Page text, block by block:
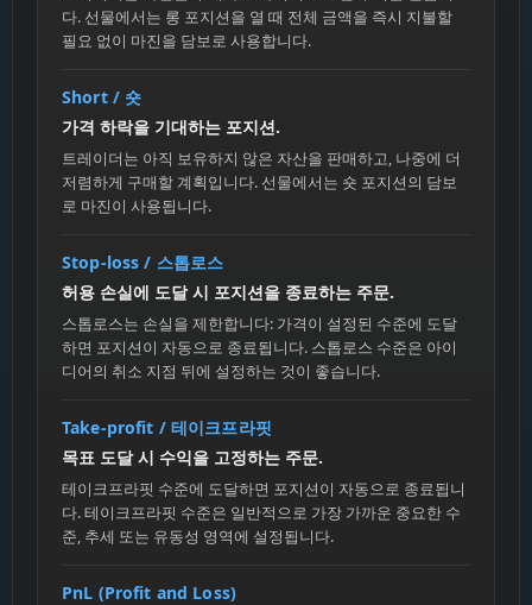
다. 선물에서는 롱 포지션을 열 때 전체 금액을 즉시 지불할
필요 없이 마진을 담보로 사용합니다.
Short / 숏
가격 하락을 기대하는 포지션.
트레이더는 아직 보유하지 않은 자산을 판매하고, 나중에 더
저렴하게 구매할 계획입니다. 선물에서는 숏 포지션의 담보
로 마진이 사용됩니다.
Stop-loss / 스톱로스
허용 손실에 도달 시 포지션을 종료하는 주문.
스톱로스는 손실을 제한합니다: 가격이 설정된 수준에 도달
하면 포지션이 자동으로 종료됩니다. 스톱로스 수준은 아이
디어의 취소 지점 뒤에 설정하는 것이 좋습니다.
Take-profit / 테이크프라핏
목표 도달 시 수익을 고정하는 주문.
테이크프라핏 수준에 도달하면 포지션이 자동으로 종료됩니
다. 테이크프라핏 수준은 일반적으로 가장 가까운 중요한 수
준, 추세 또는 유동성 영역에 설정됩니다.
PnL (Profit and Loss)